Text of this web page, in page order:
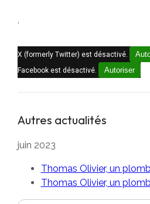
.
X (formerly Twitter) est désactivé.
Facebook est désactivé. Autoriser
Autres actualités
juin 2023
Thomas Olivier, un
Thomas Olivier, un